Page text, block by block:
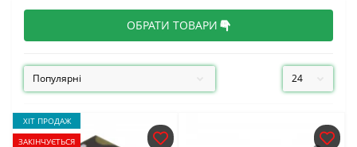
ОБРАТИ ТОВАРИ
ХІТ ПРОДАЖ
ЗАКІНЧУЄТЬСЯ